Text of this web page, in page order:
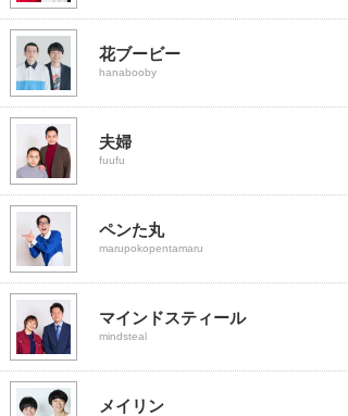
花ブービー
hanabooby
夫婦
fuufu
ペンた丸
marupokopentamaru
マインドスティール
mindsteal
メイリン